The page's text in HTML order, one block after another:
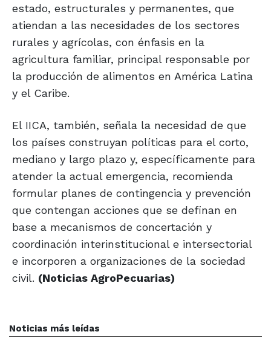
estado, estructurales y permanentes, que
atiendan a las necesidades de los sectores
rurales y agrícolas, con énfasis en la
agricultura familiar, principal responsable por
la producción de alimentos en América Latina
y el Caribe.
El IICA, también, señala la necesidad de que
los países construyan políticas para el corto,
mediano y largo plazo y, específicamente para
atender la actual emergencia, recomienda
formular planes de contingencia y prevención
que contengan acciones que se definan en
base a mecanismos de concertación y
coordinación interinstitucional e intersectorial
e incorporen a organizaciones de la sociedad
civil. (Noticias AgroPecuarias)
Noticias más leídas